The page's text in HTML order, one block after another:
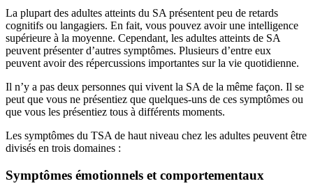
La plupart des adultes atteints du SA présentent peu de retards
cognitifs ou langagiers. En fait, vous pouvez avoir une intelligence
supérieure à la moyenne. Cependant, les adultes atteints de SA
peuvent présenter d’autres symptômes. Plusieurs d’entre eux
peuvent avoir des répercussions importantes sur la vie quotidienne.
Il n’y a pas deux personnes qui vivent la SA de la même façon. Il se
peut que vous ne présentiez que quelques-uns de ces symptômes ou
que vous les présentiez tous à différents moments.
Les symptômes du TSA de haut niveau chez les adultes peuvent être
divisés en trois domaines :
Symptômes émotionnels et comportementaux